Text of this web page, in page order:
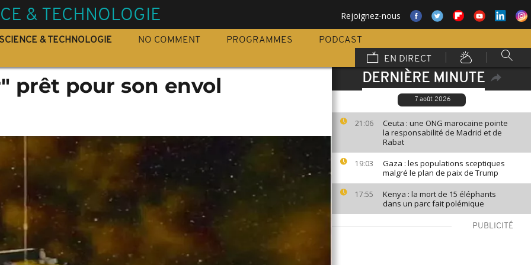
& TECHNOLOGIE Rejoignez-nous
SCIENCE & TECHNOLOGIE NO COMMENT PROGRAMMES
PODCAST
EN DIRECT
DERNIÈRE MINUTE
7 août 2026
21:06
Ceuta : une ONG marocaine pointe
la responsabilité de Madrid et de
Rabat
19:03
Gaza : les populations sceptiques
malgré le plan de paix de Trump
17:55
Kenya : la mort de 15 éléphants
dans un parc fait polémique
PUBLICITÉ
prêt pour son envol